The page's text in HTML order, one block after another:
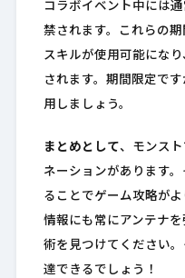
コラボイベント中には
禁されます。これらの
スキルが使用可能にな
されます。期間限定で
用しましょう。
まとめとして、モンス
ネーションがあります
ることでゲーム攻略が
情報にも常にアンテナ
術を見つけてください
達できるでしょう！